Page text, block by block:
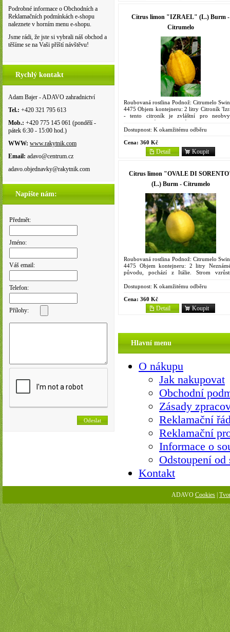
Podrobné informace o Obchodních a
Reklamačních podmínkách e-shopu
naleznete v horním menu e-shopu.
Jsme rádi, že jste si vybrali náš obchod a
těšíme se na Vaši příští návštěvu!
Rychlý kontakt
Adam Bajer - ADAVO zahradnictví
Tel.: +420 321 795 613
Mob.: +420 775 145 061 (pondělí -
pátek 6:30 - 15:00 hod.)
WWW: www.rakytnik.com
Email: adavo@centrum.cz
adavo.objednavky@rakytnik.com
Napište nám:
Předmět:
Jméno:
Váš email:
Telefon:
Přílohy:
Citrus limon "IZRAEL" (L.) Burm -
Citrumelo
Roubovaná rostlina Podnož: Citrumelo
4475 Objem kontejneru: 2 litry Citroník
- tento citroník je zvláštní pro
sladkou chuť svých plodů. Plod je
tvaru...
Dostupnost: K okamžitému odběru
Cena: 360 Kč
Koupit
Detail
Citrus limon "OVALE DI
(L.) Burm - Citrumelo
Roubovaná rostlina Podnož: Citrumelo
4475 Objem kontejneru: 2 litry
původu, pochází z Itálie. Strom
mladé výhony zelené,...
Dostupnost: K okamžitému odběru
Cena: 360 Kč
Koupit
Detail
Hlavní menu
O nákupu
Jak nakupovat
Obchodní
Zásady
Reklamační
Reklamační
Informace o
Odstoupení
Kontakt
ADAVO Cookies |